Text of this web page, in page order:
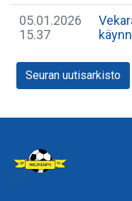
05.01.2026
15.37
Seuran uutisarkisto